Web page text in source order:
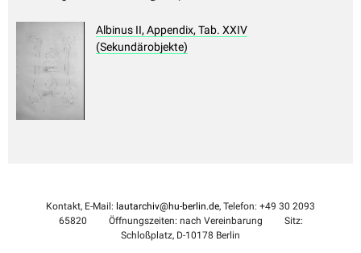
Albinus II, Appendix, Tab. XXIV
(Sekundärobjekte)
Kontakt, E-Mail: lautarchiv@hu-berlin.de, Telefon: +49 30 2093
65820
Öffnungszeiten: nach Vereinbarung
Sitz:
Schloßplatz, D-10178 Berlin